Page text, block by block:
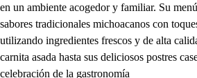
en un ambiente acogedor y familiar. Su
sabores tradicionales michoacanos con
utilizando ingredientes frescos y de alta
carnita asada hasta sus deliciosos postres
celebración de la gastronomía